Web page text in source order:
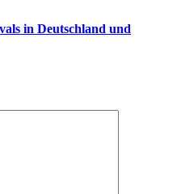
in Deutschland und